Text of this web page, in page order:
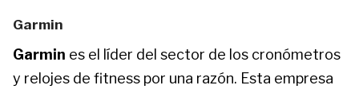
Garmin
Garmin es el líder del sector de los cronómetros
y relojes de fitness por una razón. Esta empresa